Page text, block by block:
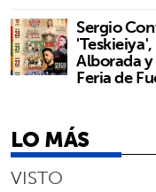
Sergio
Alborada
Feria de
LO MÁS
VISTO